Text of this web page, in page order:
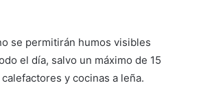
se permitirán humos visibles
el día, salvo un máximo de 15
y cocinas a leña.